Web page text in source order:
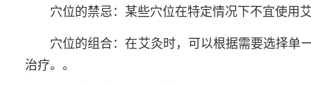
穴位的禁忌：某些穴位在特定情况下不宜使用
穴位的组合：在艾灸时，可以根据需要选择单
治疗。。